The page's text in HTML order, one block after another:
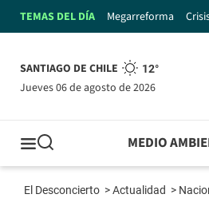
TEMAS DEL DÍA Megarreforma
SANTIAGO DE CHILE 12°
jueves 06 de agosto de 2026
MEDIO
El Desconcierto >Actualidad >